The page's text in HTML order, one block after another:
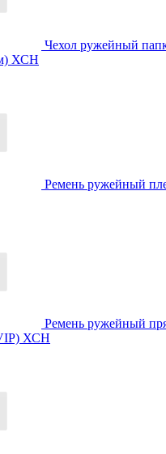
Чехол ружейный
ХСН
Ремень ружейный
Ремень ружейный
ХСН